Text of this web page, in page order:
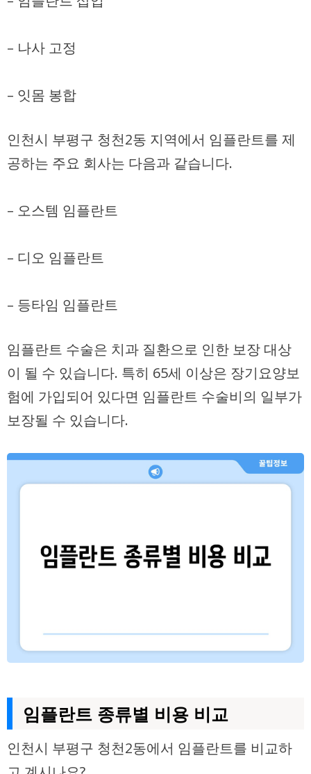
– 나사 고정
– 잇몸 봉합
인천시 부평구 청천2동 지역에서 임플란트를 제
공하는 주요 회사는 다음과 같습니다.
– 오스템 임플란트
– 디오 임플란트
– 등타임 임플란트
임플란트 수술은 치과 질환으로 인한 보장 대상
이 될 수 있습니다. 특히 65세 이상은 장기요양보
험에 가입되어 있다면 임플란트 수술비의 일부가
보장될 수 있습니다.
임플란트 종류별 비용 비교
인천시 부평구 청천2동에서 임플란트를 비교하